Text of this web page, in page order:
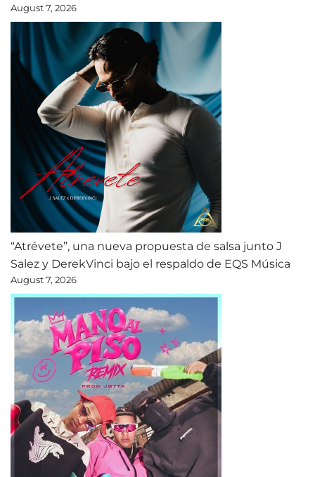
August 7, 2026
“Atrévete”, una nueva propuesta de salsa junto J
Salez y DerekVinci bajo el respaldo de EQS Música
August 7, 2026